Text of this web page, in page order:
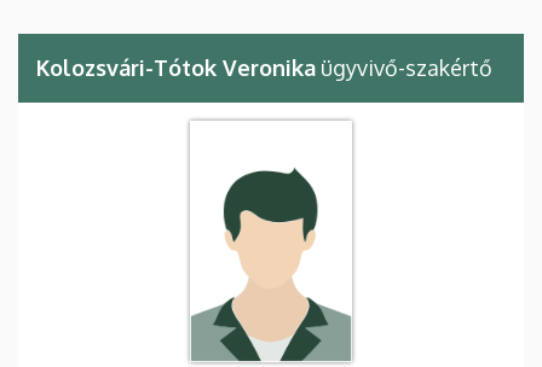
Kolozsvári-Tótok Veronika ügyvivő-szakértő